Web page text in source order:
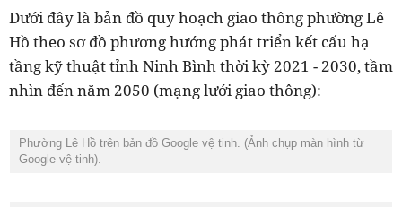
Dưới đây là bản đồ quy hoạch giao thông phường Lê
Hồ theo sơ đồ phương hướng phát triển kết cấu hạ
tầng kỹ thuật tỉnh Ninh Bình thời kỳ 2021 - 2030, tầm
nhìn đến năm 2050 (mạng lưới giao thông):
Phường Lê Hồ trên bản đồ Google vệ tinh. (Ảnh chụp màn hình từ
Google vệ tinh).